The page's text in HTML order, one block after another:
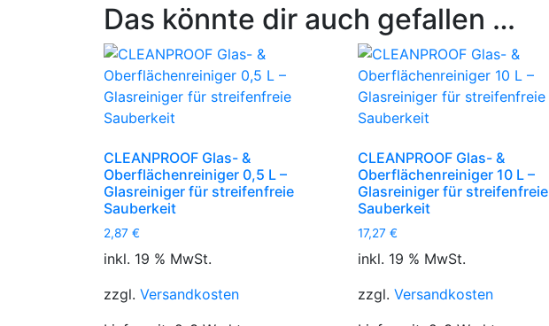
Das könnte dir auch gefallen …
CLEANPROOF Glas- &
Oberflächenreiniger 0,5 L –
Glasreiniger für streifenfreie
Sauberkeit
2,87 €
inkl. 19 % MwSt.
zzgl. Versandkosten
CLEANPROOF Glas- &
Oberflächenreiniger 10 L –
Glasreiniger für streifenfreie
Sauberkeit
17,27 €
inkl. 19 % MwSt.
zzgl. Versandkosten